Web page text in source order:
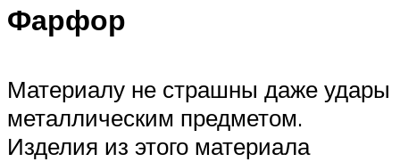
Фарфор
Материалу не страшны даже удары
металлическим предметом.
Изделия из этого материала